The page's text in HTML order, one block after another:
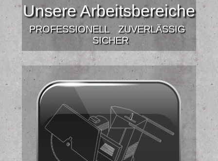
Unsere Arbeitsbereiche
PROFESSIONELLZUVERLÄSSIG
SICHER